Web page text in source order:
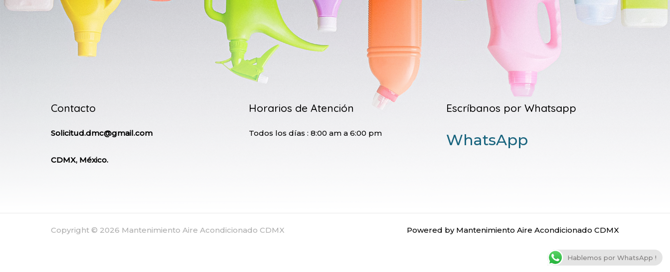
Contacto
Solicitud.dmc@gmail.com
CDMX, México.
Horarios de Atención
Todos los días : 8:00 am a 6:00 pm
Escríbanos por Whatsapp
WhatsApp
Copyright © 2026 Mantenimiento Aire Acondicionado CDMX Powered by Mantenimiento Aire Acondicionado CDMX
Hablemos por WhatsApp !